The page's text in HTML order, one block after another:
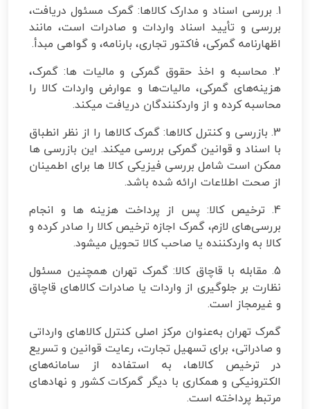
1. بررسی اسناد و مدارک کالاها: گمرک مسئول دریافت،
بررسی و تأیید اسناد واردات و صادرات است، مانند
اظهارنامه گمرکی، فاکتور تجاری، بارنامه، و گواهی مبدأ.
2. محاسبه و اخذ حقوق گمرکی و مالیات ها: گمرک،
هزینه‌های گمرکی، مالیات‌ها و عوارض واردات کالا را
محاسبه کرده و از واردکنندگان دریافت میکند.
3. بازرسی و کنترل کالاها: گمرک کالاها را از نظر انطباق
با اسناد و قوانین گمرکی بررسی میکند. این بازرسی‌ ها
ممکن است شامل بررسی فیزیکی کالا ها برای اطمینان
از صحت اطلاعات ارائه‌ شده باشد.
4. ترخیص کالا: پس از پرداخت هزینه‌ ها و انجام
بررسی‌های لازم، گمرک اجازه ترخیص کالا را صادر کرده و
کالا به واردکننده یا صاحب کالا تحویل میشود.
5. مقابله با قاچاق کالا: گمرک تهران همچنین مسئول
نظارت بر جلوگیری از واردات یا صادرات کالاهای قاچاق
و غیرمجاز است.
گمرک تهران به‌عنوان مرکز اصلی کنترل کالاهای وارداتی
و صادراتی، برای تسهیل تجارت، رعایت قوانین و تسریع
در ترخیص کالاها، به استفاده از سامانه‌های
الکترونیکی و همکاری با دیگر گمرکات کشور و نهادهای
مرتبط پرداخته است.